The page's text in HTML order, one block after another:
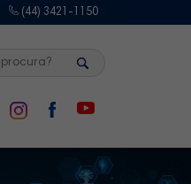
(44) 3421-1150